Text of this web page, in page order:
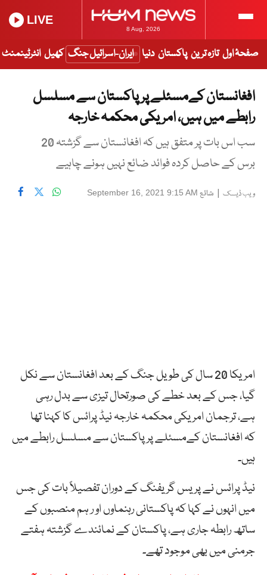
8 Aug, 2026
LIVE
صفحۂ اول تازہ ترین پاکستان دنیا ایران-اسرائیل جنگ کھیل انٹرٹینمنٹ
افغانستان کےمسئلے پر پاکستان سے مسلسل
رابطے میں ہیں، امریکی محکمہ خارجہ
سب اس بات پر متفق ہیں کہ افغانستان سے گزشتہ 20
برس کے حاصل کردہ فوائد ضائع نہیں ہونے چاہیے
ویب ڈیسک | شائع September 16, 2021 9:15 AM
امریکا 20 سال کی طویل جنگ کے بعد افغانستان سے نکل
گیا، جس کے بعد خطے کی صورتحال تیزی سے بدل رہی
ہے، ترجمان امریکی محکمہ خارجہ نیڈ پرائس کا کہنا تھا
کہ افغانستان کےمسئلے پر پاکستان سے مسلسل رابطے میں
ہیں۔
نیڈ پرائس نے پریس گریفنگ کے دوران تفصیلاً بات کی جس
میں انہوں نے کہا کہ پاکستانی رہنماوں او ر ہم منصبوں کے
ساتھ رابطہ جاری ہے، پاکستان کے نمائندے گزشتہ ہفتے
جرمنی میں بھی موجود تھے۔